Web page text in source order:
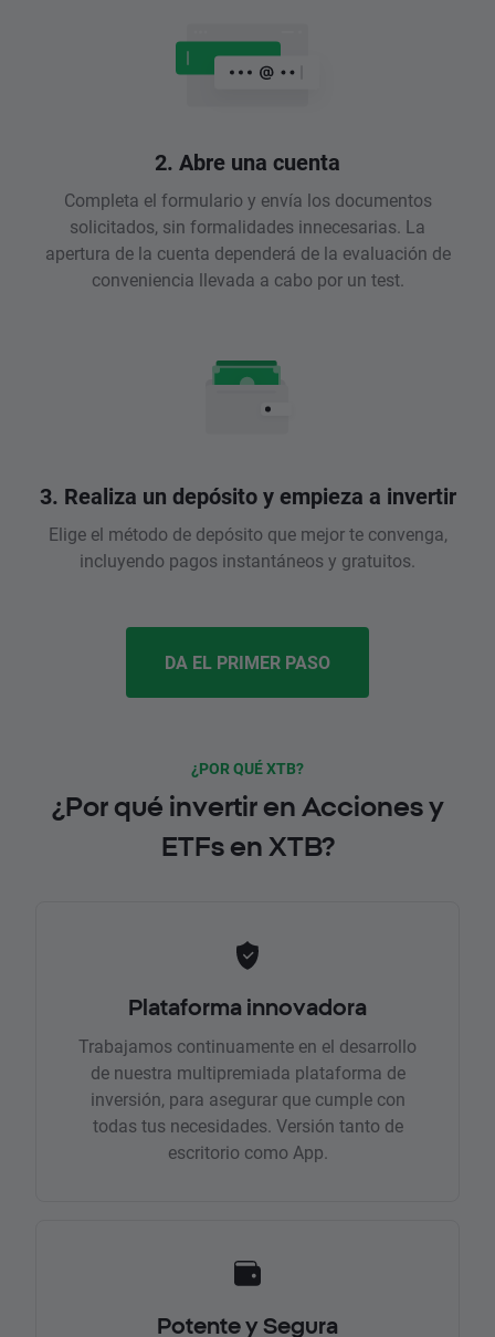
2. Abre una cuenta
Completa el formulario y envía los documentos
solicitados, sin formalidades innecesarias. La
apertura de la cuenta dependerá de la evaluación de
conveniencia llevada a cabo por un test.
3. Realiza un depósito y empieza a invertir
Elige el método de depósito que mejor te convenga,
incluyendo pagos instantáneos y gratuitos.
DA EL PRIMER PASO
¿POR QUÉ XTB?
¿Por qué invertir en Acciones y
ETFs en XTB?
Plataforma innovadora
Trabajamos continuamente en el desarrollo
de nuestra multipremiada plataforma de
inversión, para asegurar que cumple con
todas tus necesidades. Versión tanto de
escritorio como App.
Potente y Segura